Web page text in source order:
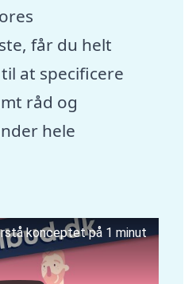
får du helt
at specificere
råd og
hele
konceptet på 1 minut